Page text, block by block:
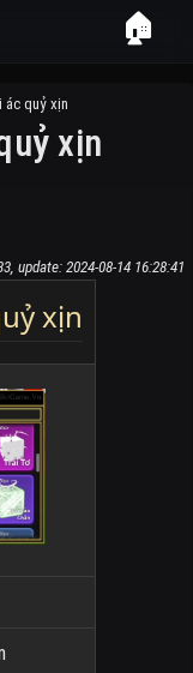
🏠
ác quỷ xịn
xịn
update: 2024-08-14 16:28:41
xịn